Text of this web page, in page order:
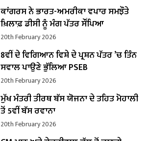
ਕਾਂਗਰਸ ਨੇ ਭਾਰਤ-ਅਮਰੀਕਾ ਵਪਾਰ ਸਮਝੌਤੇ
ਖ਼ਿਲਾਫ਼ ਡੀਸੀ ਨੂੰ ਮੰਗ ਪੱਤਰ ਸੌਂਪਿਆ
20th February 2026
8ਵੀਂ ਦੇ ਵਿਗਿਆਨ ਵਿਸ਼ੇ ਦੇ ਪ੍ਰਸ਼ਨ ਪੱਤਰ ’ਚ ਤਿੰਨ
ਸਵਾਲ ਪਾਉਣੇ ਭੁੱਲਿਆ PSEB
20th February 2026
ਮੁੱਖ ਮੰਤਰੀ ਤੀਰਥ ਬੱਸ ਯੋਜਨਾ ਦੇ ਤਹਿਤ ਮੋਹਾਲੀ
ਤੋਂ 5ਵੀਂ ਬੱਸ ਰਵਾਨਾ
20th February 2026